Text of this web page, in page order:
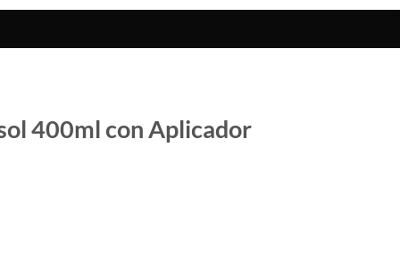
400ml con Aplicador